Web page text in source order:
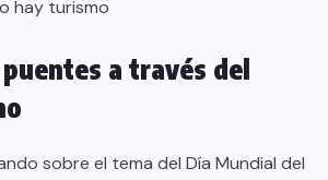
hay turismo
a través del
sobre el tema del Día Mundial del